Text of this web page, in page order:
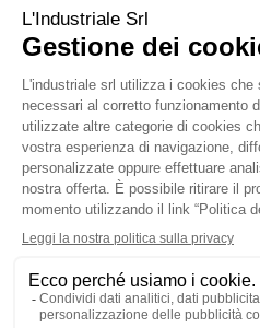
Sede Legale
Via Carlo Dolci, 32
20148 Milano (MI)
Italy
Registro Imprese
Iscrizione R.I.: 12212870153
REA: MI-1539011
Capitale sociale: Euro 10.400,00 i.v.
Contatti
info@industriale.it
PEC:industriale@pec.industriale.it
02 8969 3116